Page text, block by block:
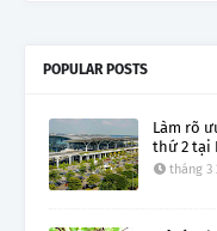
POPULAR POSTS
Làm rõ
thứ 2 tại
tháng 3